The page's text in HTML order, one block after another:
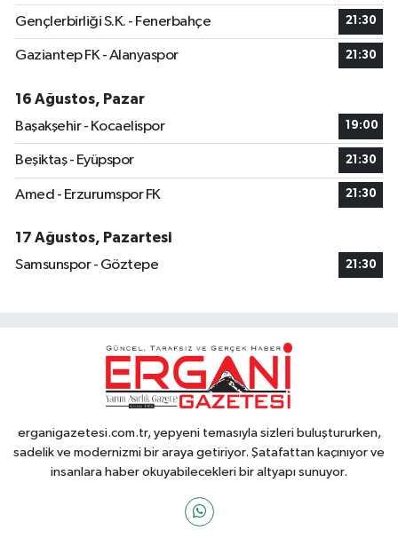
Gençlerbirliği S.K. - Fenerbahçe 21:30
Gaziantep FK - Alanyaspor 21:30
16 Ağustos, Pazar
Başakşehir - Kocaelispor
19:00
Beşiktaş - Eyüpspor 21:30
Amed - Erzurumspor FK 21:30
17 Ağustos, Pazartesi
Samsunspor - Göztepe
21:30
erganigazetesi.com.tr, yepyeni temasıyla sizleri buluştururken,
sadelik ve modernizmi bir araya getiriyor. Şatafattan kaçınıyor ve
insanlara haber okuyabilecekleri bir altyapı sunuyor.